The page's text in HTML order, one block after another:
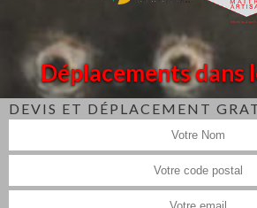
Déplacements dans
DEVIS ET DÉPLACEMENT